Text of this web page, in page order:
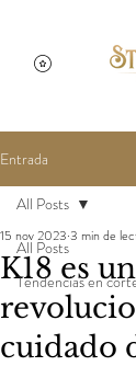
Entrada
All Posts
Tendencias en
All Posts
K18 es
cuidado
15 nov 2023 3 min de